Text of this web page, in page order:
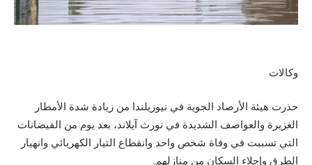
وكالات
حذرت هيئة الأرصاد الجوية في نيوزيلندا من زيادة شدة الأمطار
الغزيرة والعواصف الشديدة في نورث آيلاند، بعد يوم من الفيضانات
التي تسببت في وفاة شخص واحد وانقطاع التيار الكهربائي وانهيار
الطرق وإجلاء السكان من منازلهم.